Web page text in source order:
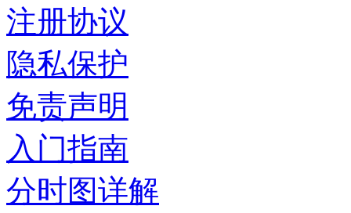
注册协议
隐私保护
免责声明
入门指南
分时图详解